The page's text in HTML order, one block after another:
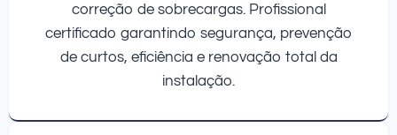
correção de sobrecargas. Profissional
certificado garantindo segurança, prevenção
de curtos, eficiência e renovação total da
instalação.